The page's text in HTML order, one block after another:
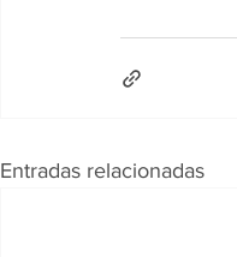
Entradas relacionadas